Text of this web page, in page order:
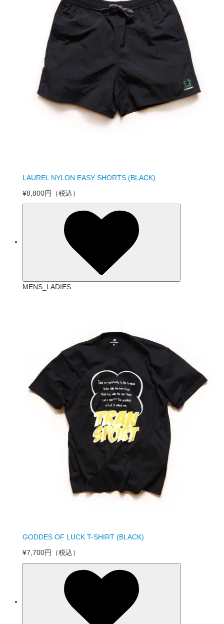
LAUREL NYLON EASY SHORTS (BLACK)
¥8,800円
（税込）
MENS_LADIES
GODDES OF LUCK T-SHIRT (BLACK)
¥7,700円
（税込）